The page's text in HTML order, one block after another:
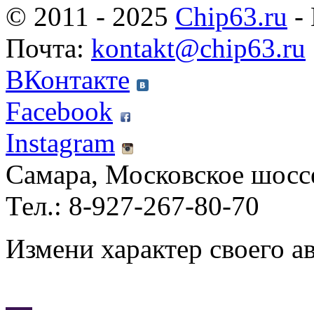
© 2011 - 2025 Chip63.ru -
Почта: kontakt@chip63.ru
ВКонтакте
Facebook
Instagram
Самара, Московское
Тел.: 8-927-267-80-70
Измени характер своего